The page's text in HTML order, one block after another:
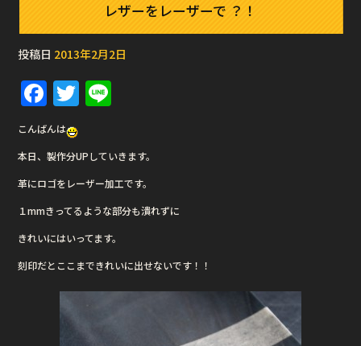
レザーをレーザーで ？！
投稿日 2013年2月2日
F
a
c
e
b
o
o
k
T
w
it
te
r
e
こんばんは
本日、製作分UPしていきます。
革にロゴをレーザー加工です。
１mmきってるような部分も潰れずに
きれいにはいってます。
刻印だとここまできれいに出せないです！！